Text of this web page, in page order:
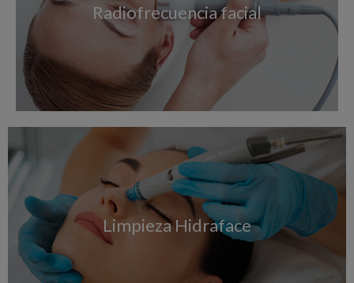
Radiofrecuencia facial
Limpieza Hidraface